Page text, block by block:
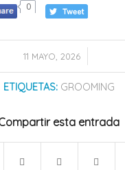
0
11 MAYO, 2026
/
ETIQUETAS: GROOMING
esta entrada